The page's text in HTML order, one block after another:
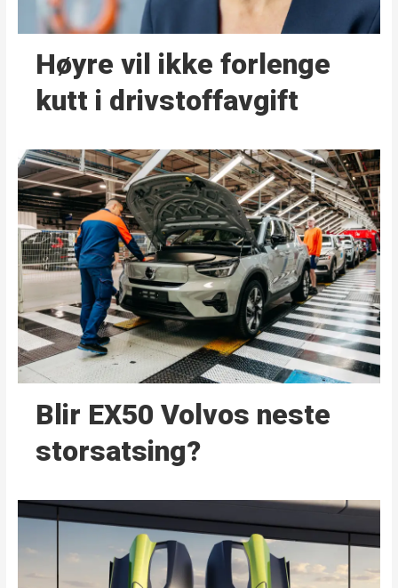
Høyre vil ikke forlenge
kutt i drivstoffavgift
Blir EX50 Volvos neste
storsatsing?